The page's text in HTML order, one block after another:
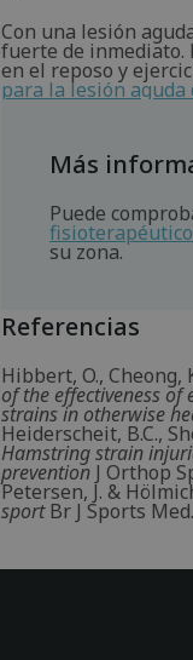
Con una lesión
fuerte de inmediato.
en el reposo y
para la lesión
Más
Puede
su zona.
Referencias
Hibbert, O., Cheong,
of the effectiveness
strains in otherwise
Heiderscheit, B.C.,
Hamstring strain
prevention J Orthop
Petersen, J. &
sportBr J Sports